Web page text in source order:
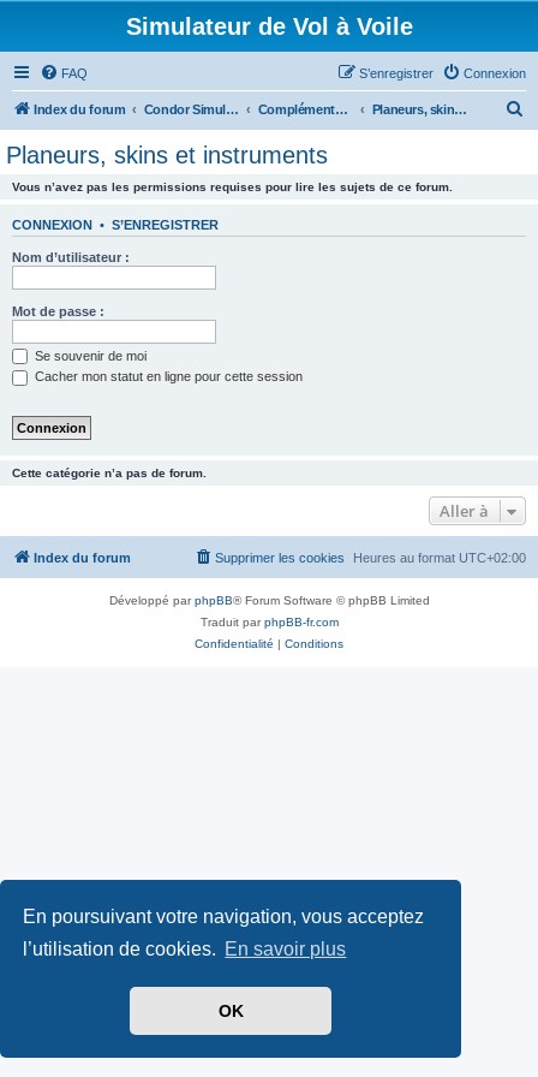
En poursuivant votre navigation, vous acceptez
l’utilisation de cookies. En savoir plus
OK
Simulateur de Vol à Voile
FAQ Connexion
S’enregistrer
Index du forum Condor Simulateur de Vol à Voile Compléments Addons Planeurs, skins et instruments
Planeurs, skins et instruments
Vous n’avez pas les permissions requises pour lire les sujets de ce forum.
CONNEXION • S’ENREGISTRER
Nom d’utilisateur :
Mot de passe :
Se souvenir de moi
Cacher mon statut en ligne pour cette session
Cette catégorie n’a pas de forum.
Aller à
Index du forum Heures au format UTC+02:00
Supprimer les cookies
Développé parphpBB® Forum Software © phpBB Limited
Traduit parphpBB-fr.com
Confidentialité | Conditions